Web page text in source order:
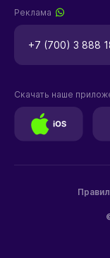
Реклама
+7 (700) 3 888
Скачать наше